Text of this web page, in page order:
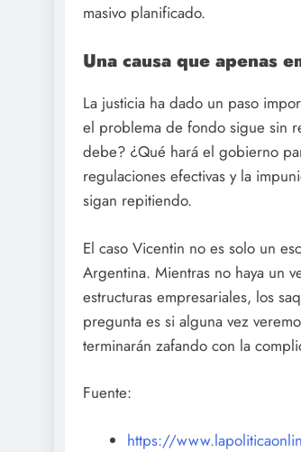
masivo planificado.
Una causa que apenas
La justicia ha dado un paso
el problema de fondo sigue sin
debe? ¿Qué hará el gobierno
regulaciones efectivas y la
sigan repitiendo.
El caso Vicentin no es solo un
Argentina. Mientras no haya un
estructuras empresariales, los
pregunta es si alguna vez
terminarán zafando con la
Fuente:
https://